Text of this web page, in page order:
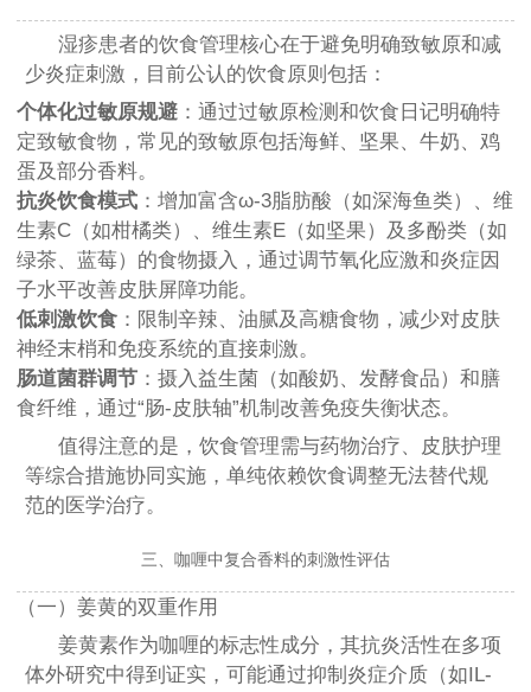
湿疹患者的饮食管理核心在于避免明确致敏原和减
少炎症刺激，目前公认的饮食原则包括：
个体化过敏原规避 ：通过过敏原检测和饮食日记明确特
定致敏食物，常见的致敏原包括海鲜、坚果、牛奶、鸡
蛋及部分香料。
抗炎饮食模式 ：增加富含ω-3脂肪酸（如深海鱼类）、维
生素C（如柑橘类）、维生素E（如坚果）及多酚类（如
绿茶、蓝莓）的食物摄入，通过调节氧化应激和炎症因
子水平改善皮肤屏障功能。
低刺激饮食 ：限制辛辣、油腻及高糖食物，减少对皮肤
神经末梢和免疫系统的直接刺激。
肠道菌群调节 ：摄入益生菌（如酸奶、发酵食品）和膳
食纤维，通过“肠-皮肤轴”机制改善免疫失衡状态。
值得注意的是，饮食管理需与药物治疗、皮肤护理
等综合措施协同实施，单纯依赖饮食调整无法替代规
范的医学治疗。
三、咖喱中复合香料的刺激性评估
（一）姜黄的双重作用
姜黄素作为咖喱的标志性成分，其抗炎活性在多项
体外研究中得到证实，可能通过抑制炎症介质（如IL-